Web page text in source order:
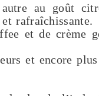
au goût
rafraîchissante.
et de crème
et encore